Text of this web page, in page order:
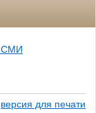
СМИ
версия для печати